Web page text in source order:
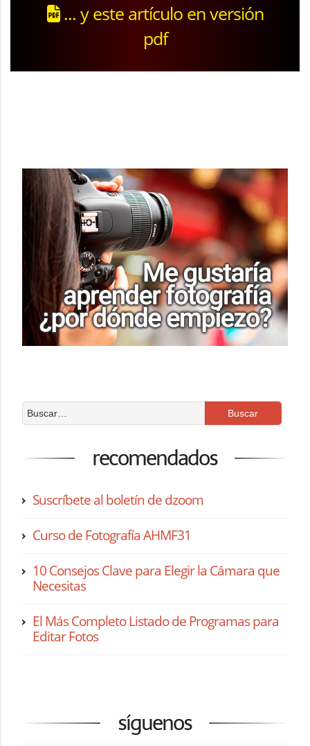
... y este artículo en versión
pdf
recomendados
Suscríbete al boletín de dzoom
Curso de Fotografía AHMF31
10 Consejos Clave para Elegir la Cámara que
Necesitas
El Más Completo Listado de Programas para
Editar Fotos
síguenos